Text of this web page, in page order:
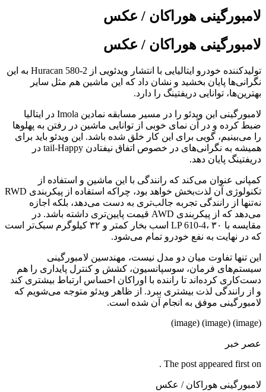
لامبورگینی هوراکان / عکس
لامبورگینی هوراکان / عکس
تولیدکننده خودرو ایتالیایی با انتشار ویدئویی از Huracan 580-2 به این
نگرانی‌ها پایان بخشید و نشان داد که این ماشین هم مثل سایر
بهترین‌ها، توانایی دریفتینگ را دارد.
لامبورگینی این ویدئو را در مسیر مسابقه نمادین Imola در ایتالیا
ضبط کرده و در آن نمای خوبی از توانایی ماشین در رفتن به پهلوها
را می‌بینیم، گویی برای این کار خلق شده باشد. این ویدئو باید برای
همیشه به نگرانی‌های در خصوص اتفاق نیفتادن tail-Happy در
دریفتینگ پایان دهد.
کمپانی عنوان می‌کند که رانندگی با این ماشین و استفاده از
تکنولوژی آن لذت‌بخش خواهد بود، چراکه استفاده از پیکربندی RWD
نه‌تنها از رانندگی تجربه جالب‌تری به دست می‌دهد، بلکه اجازه
می‌دهد که از پیکربندی AWD قیمت پایین‌تری داشته باشد. در
مقایسه با LP 610-4، ۳۰ اسب بخار کمتر و ۳۲ کیلوگرم سبک‌تر است
که در نهایت به نفع خودرو تمام می‌شود.
این تنها تفاوت میان دو مدل نیست، مهندسین لامبورگینی
سیستم‌های فرمان، سوسپانسیون، کشش و کنترل پایداری را هم
دست‌کاری کرده‌اند تا راننده با اوراکان احساس ارتباط بیشتری کند
و از رانندگی لذت بیشتری ببرد. از ظاهر ویدئو متوجه می‌شویم که
لامبورگینی موفق به انجام آن شده است.
(image) (image) (image)
عصر خبر
The post appeared first on .
لامبورگینی هوراکان / عکس